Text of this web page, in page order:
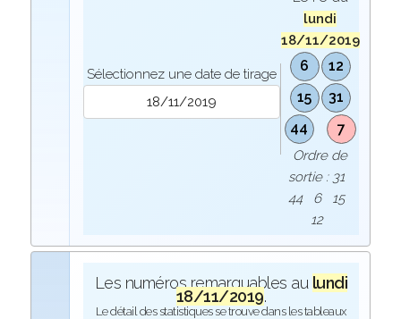
Sélectionnez une date de tirage
lundi
18/11/2019
6
12
15
31
44
7
Ordre de
sortie : 31
44 6 15
12
Les numéros remarquables au lundi
18/11/2019.
Le détail des statistiques se trouve dans les tableaux